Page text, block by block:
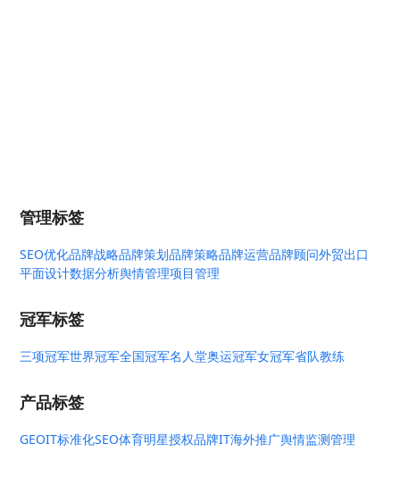
管理标签
SEO优化品牌战略品牌策划品牌策略品牌运营品牌顾问外贸出口
平面设计数据分析舆情管理项目管理
冠军标签
三项冠军世界冠军全国冠军名人堂奥运冠军女冠军省队教练
产品标签
GEOIT标准化SEO体育明星授权品牌IT海外推广舆情监测管理